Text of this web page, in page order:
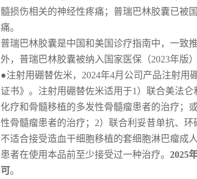
髓损伤相关的神经性疼痛；普瑞巴林胶囊已被
痛。
普瑞巴林胶囊是中国和美国诊疗指南中，一致
外，普瑞巴林胶囊被纳入国家医保（2023年版
●注射用硼替佐米，2024年4月公司产品注射
证书》。注射用硼替佐米适用于1）联合美法
化疗和骨髓移植的多发性骨髓瘤患者的治疗；
性骨髓瘤患者的治疗；2）联合利妥昔单抗、
不适合接受造血干细胞移植的套细胞淋巴瘤成
患者在使用本品前至少接受过一种治疗。 2025
可。